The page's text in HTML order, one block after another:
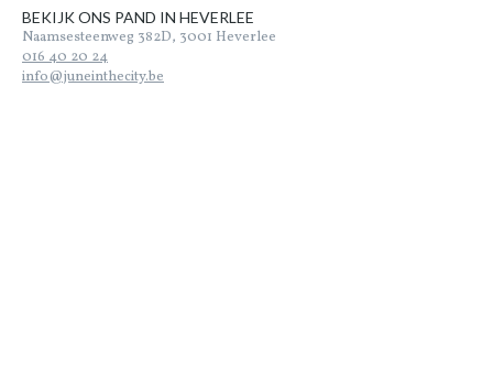
BEKIJK ONS PAND IN HEVERLEE
Naamsesteenweg 382D, 3001 Heverlee
016 40 20 24
info@juneinthecity.be